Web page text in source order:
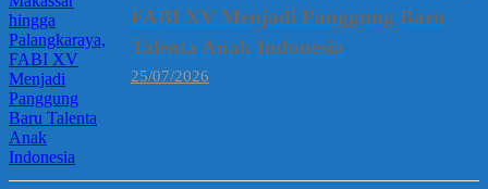
FABI XV Menjadi Panggung Baru
Talenta Anak Indonesia
25/07/2026